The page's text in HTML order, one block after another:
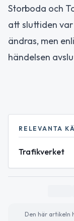
Storboda och
att sluttiden
ändras, men
händelsen
RELEVANTA
Trafikverket
Den här artikeln